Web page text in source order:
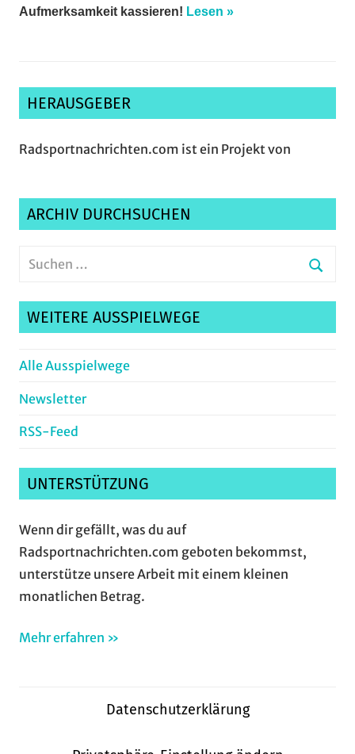
Aufmerksamkeit kassieren! Lesen »
HERAUSGEBER
Radsportnachrichten.com ist ein Projekt von
ARCHIV DURCHSUCHEN
Suchen
WEITERE AUSSPIELWEGE
Alle Ausspielwege
Newsletter
RSS-Feed
UNTERSTÜTZUNG
Wenn dir gefällt, was du auf
Radsportnachrichten.com geboten bekommst,
unterstütze unsere Arbeit mit einem kleinen
monatlichen Betrag.
Mehr erfahren »
Datenschutzerklärung